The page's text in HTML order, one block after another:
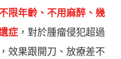
限年齡、不用麻醉、幾
症 ，對於腫瘤侵犯超過
效果跟開刀、放療差不